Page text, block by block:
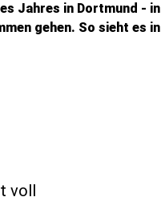
Jahres in Dortmund - in
gehen. So sieht es in
voll